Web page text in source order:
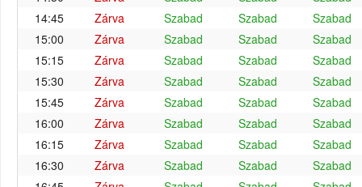
14:45
Zárva Szabad Szabad
Szabad
15:00
Zárva Szabad Szabad
Szabad
15:15
Zárva Szabad Szabad
Szabad
15:30
Zárva Szabad Szabad
Szabad
15:45
Zárva Szabad Szabad
Szabad
16:00
Zárva Szabad Szabad
Szabad
16:15
Zárva Szabad Szabad
Szabad
16:30
Zárva Szabad Szabad
Szabad